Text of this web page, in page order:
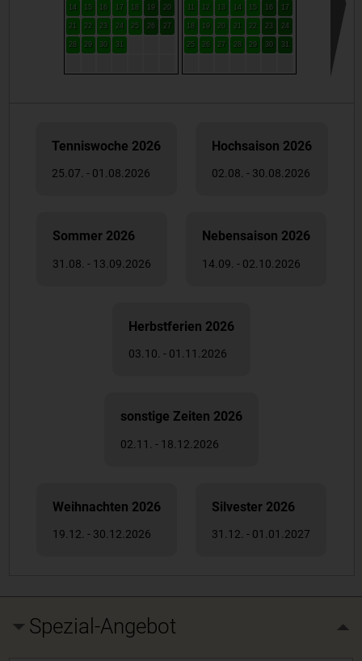
14 15 16 17 18 19 20
21 22 23 24 25 26 27
28 29 30 31
11 12 13 14 15 16 17
18 19 20 21 22 23 24
25 26 27 28 29 30 31
Tenniswoche 2026
25.07. - 01.08.2026
Hochsaison 2026
02.08. - 30.08.2026
Sommer 2026
31.08. - 13.09.2026
Nebensaison 2026
14.09. - 02.10.2026
Herbstferien 2026
03.10. - 01.11.2026
sonstige Zeiten 2026
02.11. - 18.12.2026
Weihnachten 2026
19.12. - 30.12.2026
Silvester 2026
31.12. - 01.01.2027
Spezial-Angebot